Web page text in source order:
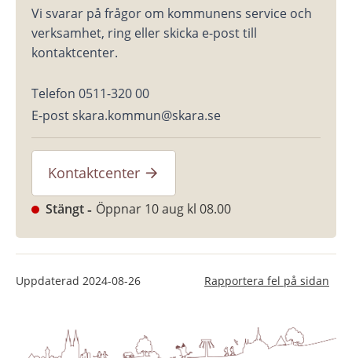
Vi svarar på frågor om kommunens service och
verksamhet, ring eller skicka e-post till
kontaktcenter.
Telefon 0511-320 00
E-post skara.kommun@skara.se
Kontaktcenter
Stängt Öppnar 10 aug kl 08.00
Uppdaterad 2024-08-26 Rapportera fel på sidan